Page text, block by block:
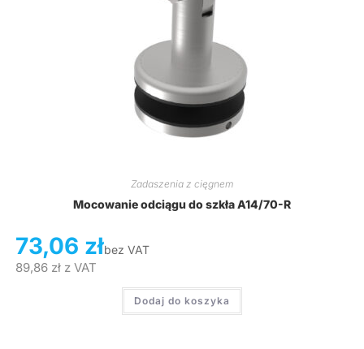
Zadaszenia z cięgnem
Mocowanie odciągu do szkła A14/70-R
73,06 złbez VAT
89,86 złz VAT
Dodaj do koszyka